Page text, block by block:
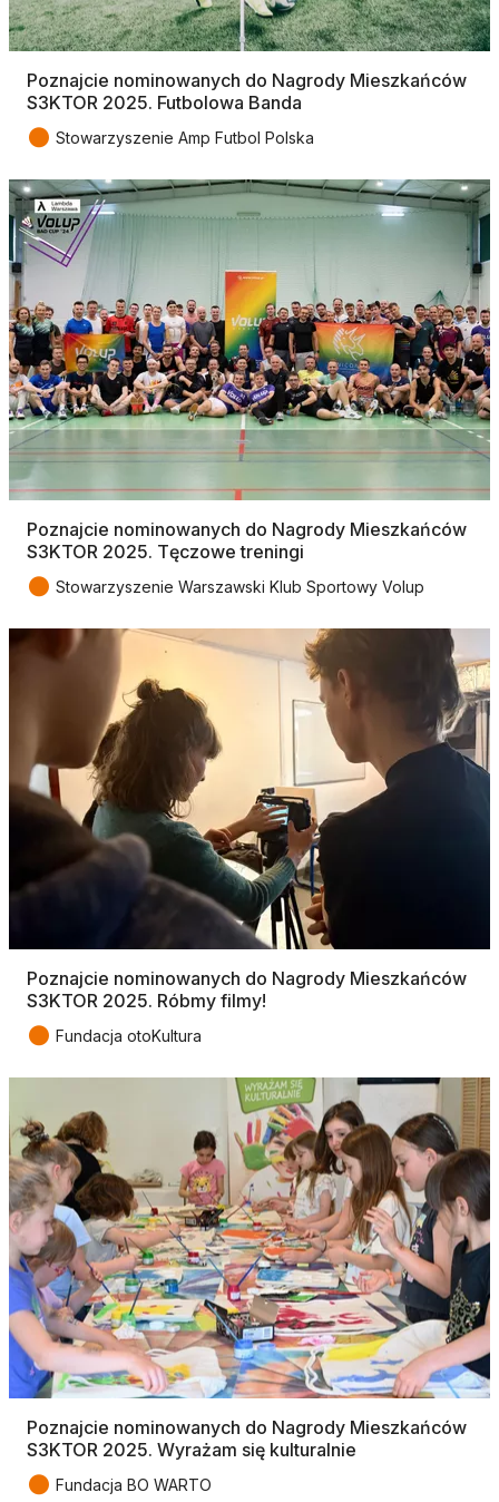
Poznajcie nominowanych do Nagrody Mieszkańców
S3KTOR 2025. Futbolowa Banda
● Stowarzyszenie Amp Futbol Polska
Poznajcie nominowanych do Nagrody Mieszkańców
S3KTOR 2025. Tęczowe treningi
● Stowarzyszenie Warszawski Klub Sportowy Volup
Poznajcie nominowanych do Nagrody Mieszkańców
S3KTOR 2025. Róbmy filmy!
● Fundacja otoKultura
Poznajcie nominowanych do Nagrody Mieszkańców
S3KTOR 2025. Wyrażam się kulturalnie
● Fundacja BO WARTO